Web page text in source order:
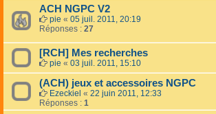
ACH NGPC V2
pie « 05 juil. 2011, 20:19
Réponses : 27
[RCH] Mes recherches
pie « 03 juil. 2011, 15:10
(ACH) jeux et accessoires NGPC
Ezeckiel « 22 juin 2011, 12:33
Réponses : 1